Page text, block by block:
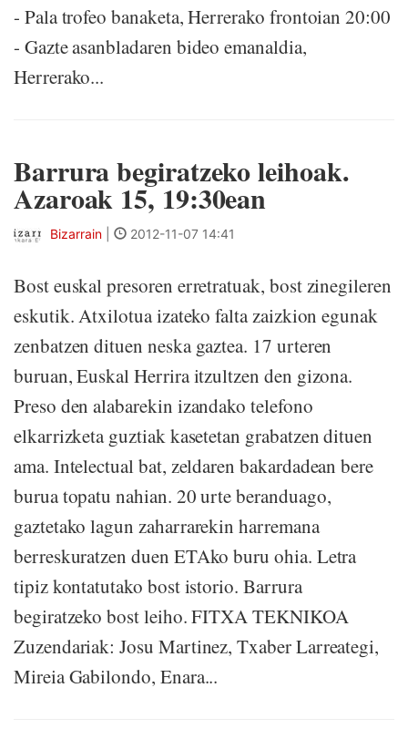
- Pala trofeo banaketa, Herrerako frontoian 20:00
- Gazte asanbladaren bideo emanaldia,
Herrerako...
Barrura begiratzeko leihoak.
Azaroak 15, 19:30ean
Bizarrain 2012-11-07 14:41
Bost euskal presoren erretratuak, bost zinegileren
eskutik. Atxilotua izateko falta zaizkion egunak
zenbatzen dituen neska gaztea. 17 urteren
buruan, Euskal Herrira itzultzen den gizona.
Preso den alabarekin izandako telefono
elkarrizketa guztiak kasetetan grabatzen dituen
ama. Intelectual bat, zeldaren bakardadean bere
burua topatu nahian. 20 urte beranduago,
gaztetako lagun zaharrarekin harremana
berreskuratzen duen ETAko buru ohia. Letra
tipiz kontatutako bost istorio. Barrura
begiratzeko bost leiho. FITXA TEKNIKOA
Zuzendariak: Josu Martinez, Txaber Larreategi,
Mireia Gabilondo, Enara...